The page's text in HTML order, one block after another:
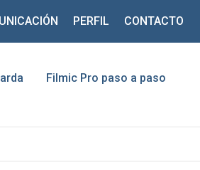
PERFIL CONTACTO
Filmic Pro paso a paso